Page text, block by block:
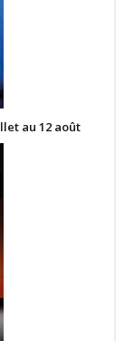
au 12 août